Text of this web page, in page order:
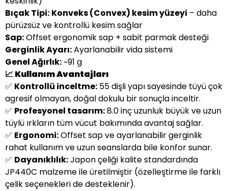
Bıçak Tipi: Konveks (Convex) kesim yüzeyi – daha
pürüzsüz ve kontrollü kesim sağlar
Sap:Offset ergonomik sap + sabit parmak desteği
Gerginlik Ayarı:Ayarlanabilir vida sistemi
Genel Ağırlık:~91 g
📈 Kullanım Avantajları
✅ Kontrollü inceltme: 55 dişli yapı sayesinde tüyü çok
agresif olmayan, doğal dokulu bir sonuçla inceltir.
✅ Profesyonel tasarım:8.0 inç uzunluk büyük ve uzun
tüylü ırkların tüm vücut bakımında avantaj sağlar.
✅ Ergonomi:Offset sap ve ayarlanabilir gerginlik
rahat kullanım ve uzun seanslarda bile konfor sunar.
✅ Dayanıklılık:Japon çeliği kalite standardında
JP440C malzeme ile üretilmiştir (özelleştirme ile farklı
çelik seçenekleri de desteklenir).